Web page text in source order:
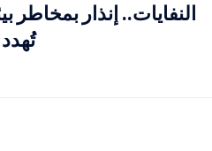
النفايات.. إنذار بمخاطر